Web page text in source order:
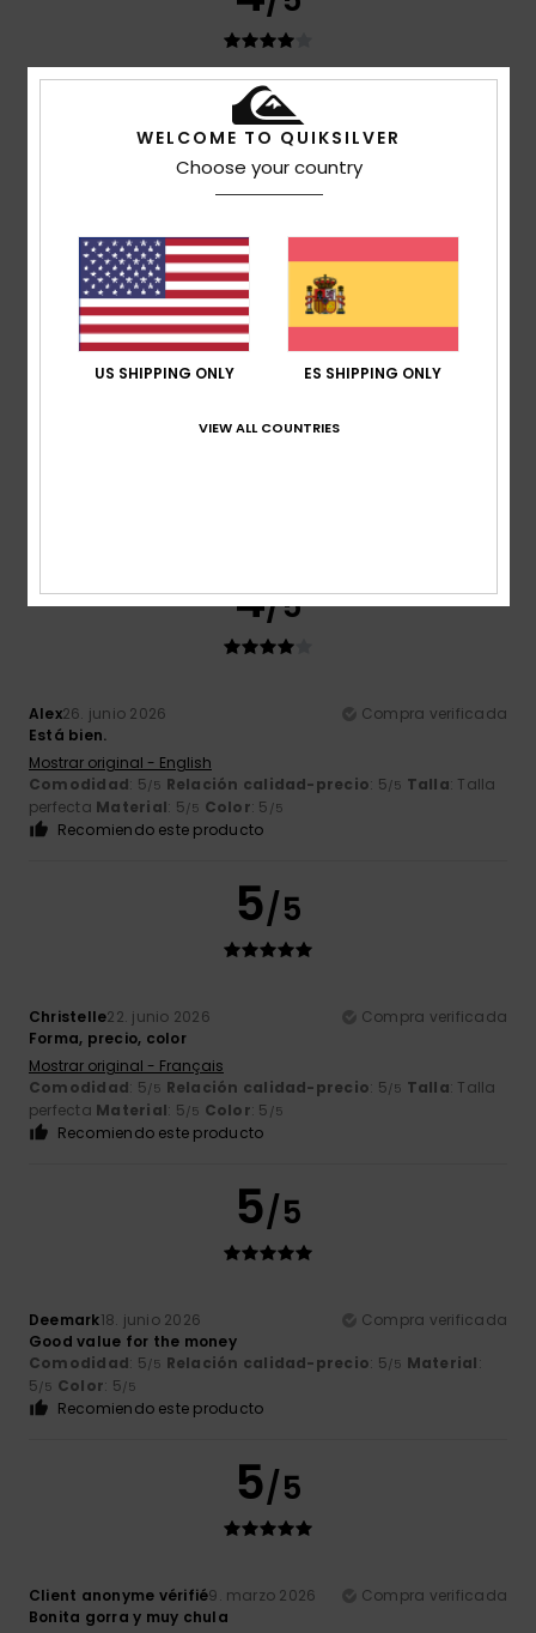
Genial, todo encaja a la perfección
Mostrar original - Deutsch
Relación calidad-precio
Color: 4
5
elegante y a un precio asequible
4/5
Alex26. junio 2026
Compra verificada
Está bien.
Mostrar original - English
Comodidad: 5/5 Relación calidad-precio: 5/5 Talla: Talla
perfecta Material: 5/5 Color: 5 /5
Recomiendo este producto
5/5
Christelle22. junio 2026
Compra verificada
Forma, precio, color
Mostrar original - Français
Comodidad: 5/5 Relación calidad-precio: 5/5 Talla: Talla
perfecta Material: 5/5 Color: 5 /5
Recomiendo este producto
5/5
Deemark18. junio 2026
Compra verificada
Good value for the money
Comodidad: 5/5 Relación calidad-precio: 5/5 Material:
5/5 Color: 5/5
Recomiendo este producto
5/5
Client anonyme vérifié9. marzo 2026
Compra verificada
Bonita gorra y muy chula
WELCOME TO QUIKSILVER
Choose your country
US SHIPPING ONLY ES SHIPPING ONLY
VIEW ALL COUNTRIES